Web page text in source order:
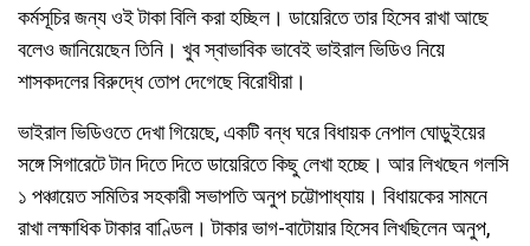
কর্মসূচির জন্য ওই টাকা বিলি করা হচ্ছিল। ডায়েরিতে তার হিসেব রাখা আছে
বলেও জানিয়েছেন তিনি। খুব স্বাভাবিক ভাবেই ভাইরাল ভিডিও নিয়ে
শাসকদলের বিরুদ্ধে তোপ দেগেছে বিরোধীরা।
ভাইরাল ভিডিওতে দেখা গিয়েছে, একটি বন্ধ ঘরে বিধায়ক নেপাল ঘোড়ুইয়ের
সঙ্গে সিগারেটে টান দিতে দিতে ডায়েরিতে কিছু লেখা হচ্ছে। আর লিখছেন গলসি
১ পঞ্চায়েত সমিতির সহকারী সভাপতি অনুপ চট্টোপাধ্যায়। বিধায়কের সামনে
রাখা লক্ষাধিক টাকার বাণ্ডিল। টাকার ভাগ-বাটোয়ার হিসেব লিখছিলেন অনুপ,